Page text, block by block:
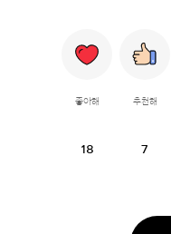
좋아해
18
추천해
7